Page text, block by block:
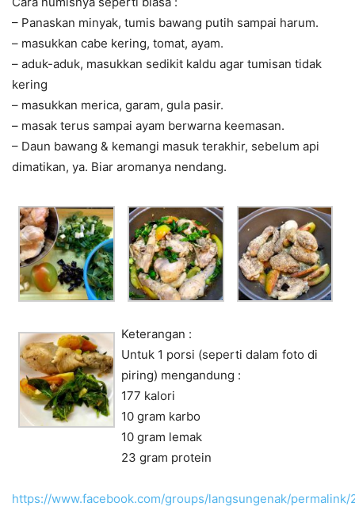
– Panaskan minyak, tumis bawang putih sampai harum.
– masukkan cabe kering, tomat, ayam.
– aduk-aduk, masukkan sedikit kaldu agar tumisan tidak
kering
– masukkan merica, garam, gula pasir.
– masak terus sampai ayam berwarna keemasan.
– Daun bawang & kemangi masuk terakhir, sebelum api
dimatikan, ya. Biar aromanya nendang.
Keterangan :
Untuk 1 porsi (seperti dalam foto di
piring) mengandung :
177 kalori
10 gram karbo
10 gram lemak
23 gram protein
https://www.facebook.com/groups/langsungenak/